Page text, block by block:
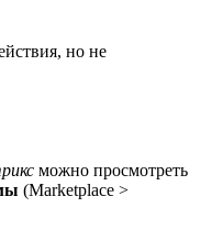
но не
можно просмотреть
(Marketplace >